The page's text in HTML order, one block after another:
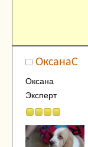
ОксанаC
Оксана
Эксперт